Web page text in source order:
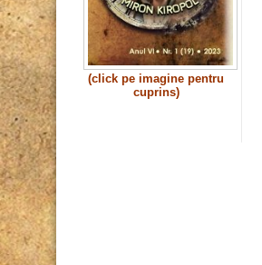
(click pe imagine pentru
cuprins)